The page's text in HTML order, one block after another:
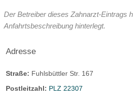
Der Betreiber dieses Zahnarzt-Eintrags
Anfahrtsbeschreibung hinterlegt.
Adresse
Straße: Fuhlsbüttler Str. 167
Postleitzahl: PLZ 22307